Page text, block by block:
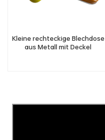
Kleine rechteckige Blechdose
aus Metall mit Deckel